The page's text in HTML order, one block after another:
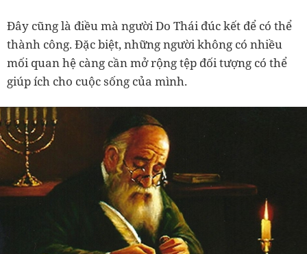
Đây cũng là điều mà người Do Thái đúc kết để có thể
thành công. Đặc biệt, những người không có nhiều
mối quan hệ càng cần mở rộng tệp đối tượng có thể
giúp ích cho cuộc sống của mình.